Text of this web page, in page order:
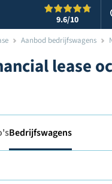
9.6/10
Aanbod bedrijfswagens
lease
Bedrijfswagens